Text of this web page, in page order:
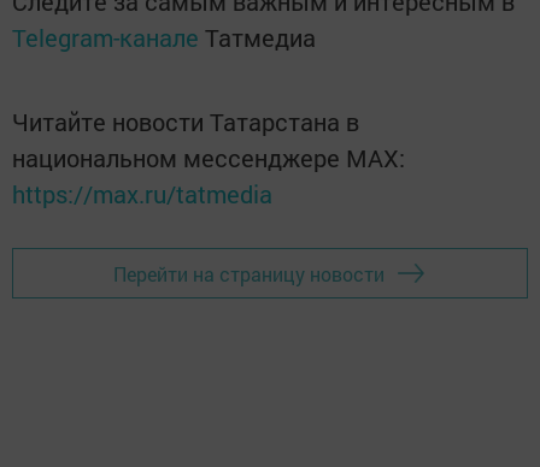
Telegram-канале Татмедиа
Читайте новости Татарстана в
национальном мессенджере MАХ:
https://max.ru/tatmedia
Перейти на страницу новости